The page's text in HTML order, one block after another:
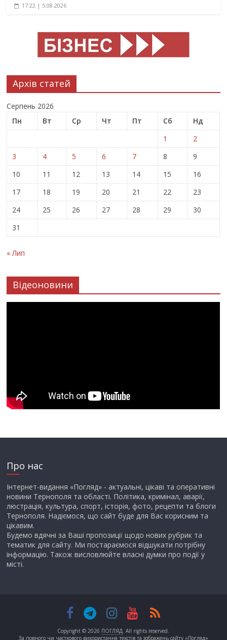
17:22 | 5.08.2026
Архів статей
Серпень 2026
Пн
Вт Ср Чт Пт Сб
Нд
1
2
3
4 5 6 7 8
9
10
11 12 13 14 15
16
17
18 19 20 21 22
23
24
25 26 27 28 29
30
31
« Лип
Відеоновини
Про нас
Інтернет-видання «Погляд» - актуальні, цікаві та оперативні
новини Тернополя та області. Політика, кримінал, аварії,
люстрація, культура, спорт, історія, фото, рецепти та блоги
Тернополя. Надіємося, що сайт буде для Вас корисним та
цікавим.
Будемо вдячні за Ваші пропозиції щодо нових рубрик та
тематик для сайту. Ми постараємося відшукати потрібну
інформацію. Також висловлюйте власні думки про події у
місті.
Copyright © 2026 ПОГЛЯД . All rights reserved.
За повного чи часткового використання текстів та зображень сайту «Погляд»